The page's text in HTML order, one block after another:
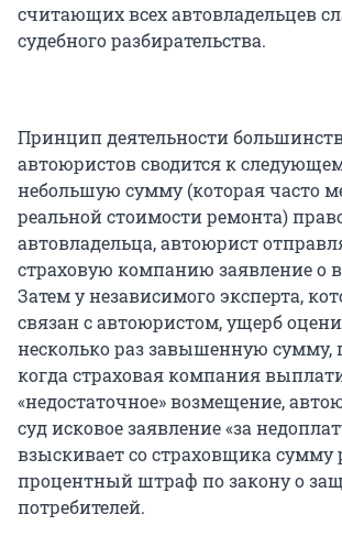
считающих всех автовладельцев
судебного разбирательства.
Принцип деятельности
автоюристов сводится к
небольшую сумму (которая часто
реальной стоимости ремонта)
автовладельца, автоюрист
страховую компанию заявление о
Затем у независимого эксперта,
связан с автоюристом, ущерб
несколько раз завышенную сумму,
когда страховая компания
«недостаточное» возмещение,
суд исковое заявление «за
взыскивает со страховщика сумму
процентный штраф по закону о
потребителей.